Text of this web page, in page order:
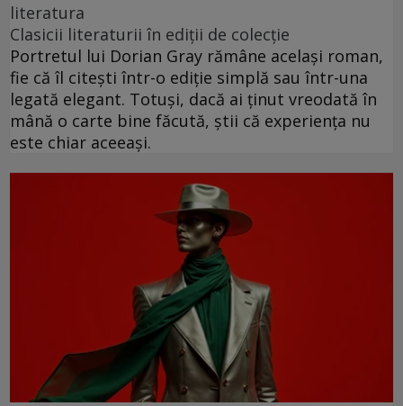
literatura
Clasicii literaturii în ediții de colecție
Portretul lui Dorian Gray rămâne același roman,
fie că îl citești într-o ediție simplă sau într-una
legată elegant. Totuși, dacă ai ținut vreodată în
mână o carte bine făcută, știi că experiența nu
este chiar aceeași.